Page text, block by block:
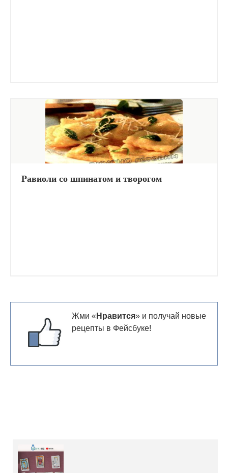
Равиоли со шпинатом и творогом
Жми « Нравится» и получай новые
рецепты в Фейсбуке!